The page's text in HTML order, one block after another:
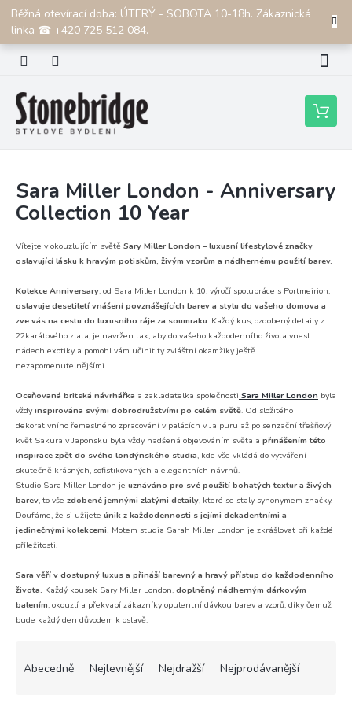
Přejít
obsah
Běžná otevírací doba: ÚTERÝ - SOBOTA 10-18h. Zákaznická
linka ☎ +420 725 512 084.
CZK
Nákupní
košík
Sara Miller London - Anniversary
Collection 10 Year
Vítejte v okouzlujícím světě Sary Miller London – luxusní lifestylové značky
oslavující lásku k hravým potiskům, živým vzorům a nádhernému použití barev.
Kolekce Anniversary, od Sara Miller London k 10. výročí spolupráce s Portmeirion,
oslavuje desetiletí vnášení povznášejících barev a stylu do vašeho domova a
zve vás na cestu do luxusního ráje za soumraku. Každý kus, ozdobený detaily z
22karátového zlata, je navržen tak, aby do vašeho každodenního života vnesl
nádech exotiky a pomohl vám učinit ty zvláštní okamžiky ještě
nezapomenutelnějšími.
Oceňovaná britská návrhářka a zakladatelka společnosti Sara Miller London byla
vždy inspirována svými dobrodružstvími po celém světě. Od složitého
dekorativního řemeslného zpracování v palácích v Jaipuru až po senzační třešňový
květ Sakura v Japonsku byla vždy nadšená objevováním světa a přinášením této
inspirace zpět do svého londýnského studia, kde vše vkládá do vytváření
skutečně krásných, sofistikovaných a elegantních návrhů.
Studio Sara Miller London je uznáváno pro své použití bohatých textur a živých
barev, to vše zdobené jemnými zlatými detaily, které se staly synonymem značky.
Doufáme, že si užijete únik z každodennosti s jejími dekadentními a
jedinečnými kolekcemi. Motem studia Sarah Miller London je zkrášlovat při každé
příležitosti.
Sara věří v dostupný luxus a přináší barevný a hravý přístup do každodenního
života. Každý kousek Sary Miller London, doplněný nádherným dárkovým
balením, okouzlí a překvapí zákazníky opulentní dávkou barev a vzorů, díky čemuž
bude každý den důvodem k oslavě.
Abecedně Nejlevnější Nejdražší Nejprodávanější